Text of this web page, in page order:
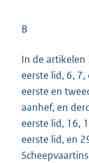
B
In de artikelen
eerste lid, 6,
eerste en
aanhef, en
eerste lid, 16,
eerste lid, en